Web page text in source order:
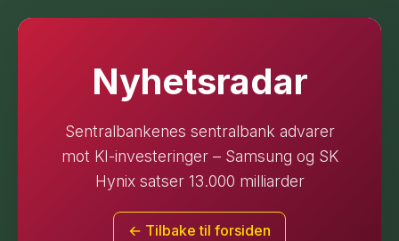
Nyhetsradar
Sentralbankenes sentralbank advarer
mot KI-investeringer – Samsung og SK
Hynix satser 13.000 milliarder
← Tilbake til forsiden